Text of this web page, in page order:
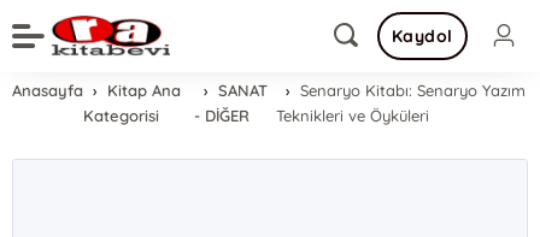
Kaydol
Anasayfa
Kitap Ana
Kategorisi
SANAT
- DİĞER
Senaryo Kitabı: Senaryo Yazım
Teknikleri ve Öyküleri